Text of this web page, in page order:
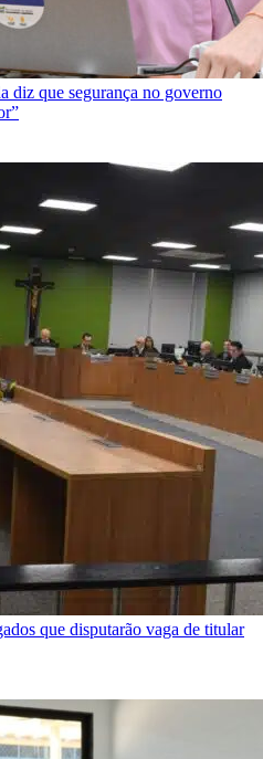
diz que segurança no governo
que disputarão vaga de titular